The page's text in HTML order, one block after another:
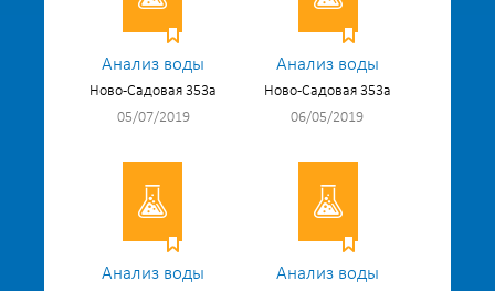
Анализ воды
Ново-Садовая 353а
05/07/2019
Анализ воды
Ново-Садовая 353а
06/05/2019
Анализ воды Анализ воды